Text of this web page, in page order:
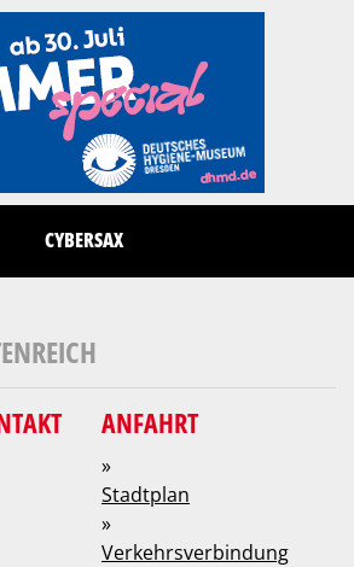
CYBERSAX
ANFAHRT
»
Stadtplan
»
Verkehrsverbindung
panel